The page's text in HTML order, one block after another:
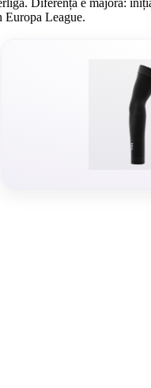
Europa League.